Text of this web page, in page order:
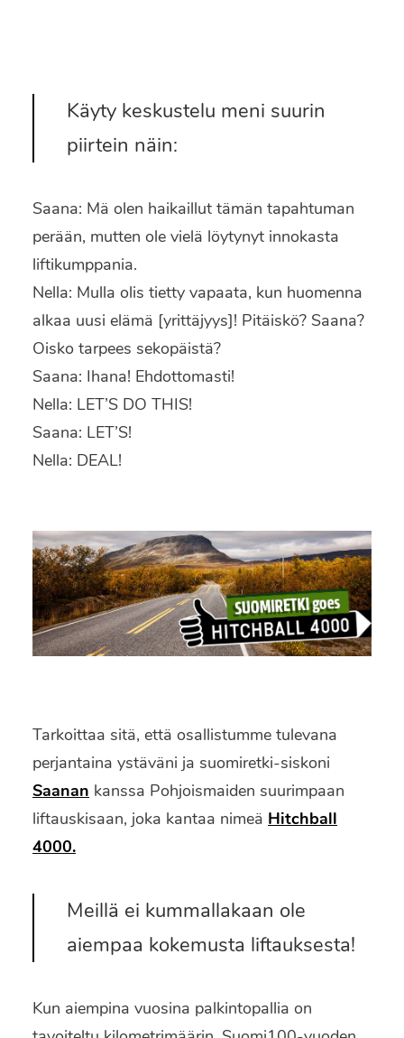
Käyty keskustelu meni suurin
piirtein näin:
Saana: Mä olen haikaillut tämän tapahtuman
perään, mutten ole vielä löytynyt innokasta
liftikumppania.
Nella: Mulla olis tietty vapaata, kun huomenna
alkaa uusi elämä [yrittäjyys]! Pitäiskö? Saana?
Oisko tarpees sekopäistä?
Saana: Ihana! Ehdottomasti!
Nella: LET’S DO THIS!
Saana: LET’S!
Nella: DEAL!
Tarkoittaa sitä, että osallistumme tulevana
perjantaina ystäväni ja suomiretki-siskoni
Saanan kanssa Pohjoismaiden suurimpaan
liftauskisaan, joka kantaa nimeä Hitchball
4000.
Meillä ei kummallakaan ole
aiempaa kokemusta liftauksesta!
Kun aiempina vuosina palkintopallia on